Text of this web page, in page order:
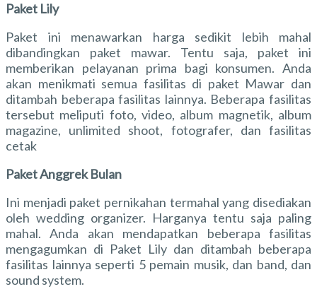
Paket Lily
Paket ini menawarkan harga sedikit lebih mahal
dibandingkan paket mawar. Tentu saja, paket ini
memberikan pelayanan prima bagi konsumen. Anda
akan menikmati semua fasilitas di paket Mawar dan
ditambah beberapa fasilitas lainnya. Beberapa fasilitas
tersebut meliputi foto, video, album magnetik, album
magazine, unlimited shoot, fotografer, dan fasilitas
cetak
Paket Anggrek Bulan
Ini menjadi paket pernikahan termahal yang disediakan
oleh wedding organizer. Harganya tentu saja paling
mahal. Anda akan mendapatkan beberapa fasilitas
mengagumkan di Paket Lily dan ditambah beberapa
fasilitas lainnya seperti 5 pemain musik, dan band, dan
sound system.